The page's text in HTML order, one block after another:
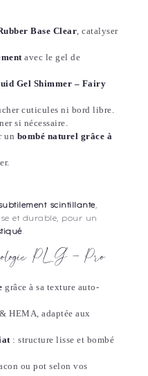
Base Clear, catalyser
avec le gel de
Gel Shimmer – Fairy
cuticules ni bord libre.
si nécessaire.
un bombé naturel grâce à
scintillante,
et durable, pour un
.
PLG – Pro
grâce à sa texture auto-
HEMA, adaptée aux
: structure lisse et bombé
ou pot selon vos